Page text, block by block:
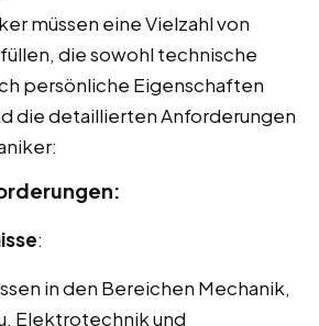
müssen eine Vielzahl von
die sowohl technische
persönliche Eigenschaften
die detaillierten Anforderungen
:
in den Bereichen Mechanik,
Elektrotechnik und